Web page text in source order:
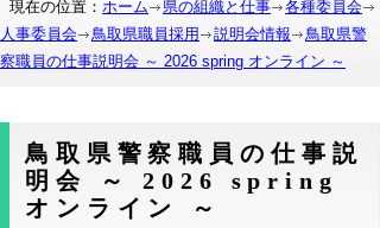
現在の位置： ホーム 県の組織と仕事
各種委員会
人事委員会
鳥取県職員採用 説明会情報
鳥取県警
察職員の仕事説明会 ～ 2026 spring オンライン ～
鳥取県警察職員の仕事説
明会 ～ 2026 spring
オンライン ～